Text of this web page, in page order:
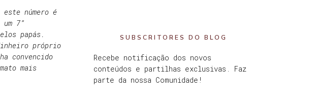
número é
7”
papás.
próprio
convencido
mais
SUBSCRITORES DO BLOG
Recebe notificação dos novos
conteúdos e partilhas exclusivas. Faz
parte da nossa Comunidade!